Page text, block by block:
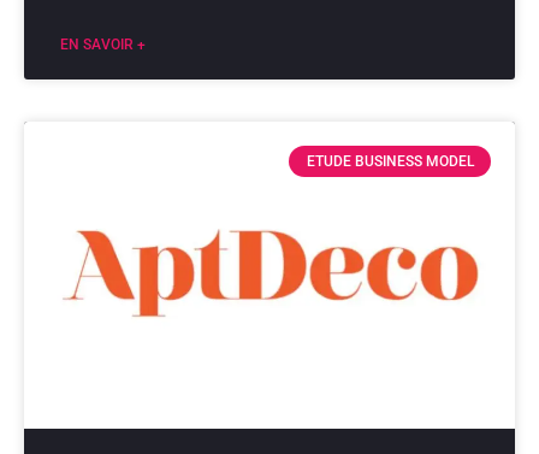
EN SAVOIR +
ETUDE BUSINESS MODEL